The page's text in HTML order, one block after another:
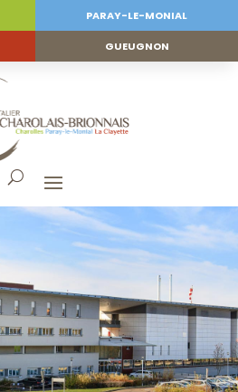
PARAY-LE-MONIAL
GUEUGNON